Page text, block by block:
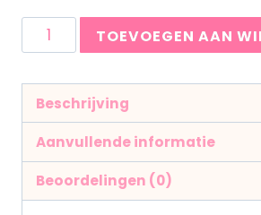
TOEVOEGEN AAN
Beschrijving
Aanvullende informatie
Beoordelingen (0)